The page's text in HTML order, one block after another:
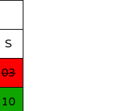
S
03
10